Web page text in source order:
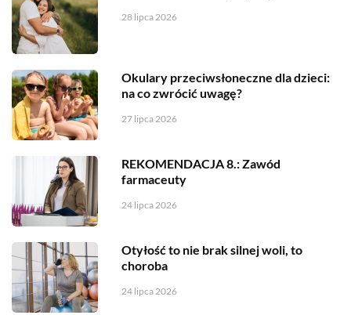
28 lipca 2026
Okulary przeciwsłoneczne dla dzieci:
na co zwrócić uwagę?
27 lipca 2026
REKOMENDACJA 8.: Zawód
farmaceuty
24 lipca 2026
Otyłość to nie brak silnej woli, to
choroba
24 lipca 2026